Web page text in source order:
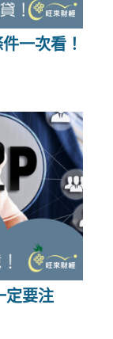
一次看！
定要注